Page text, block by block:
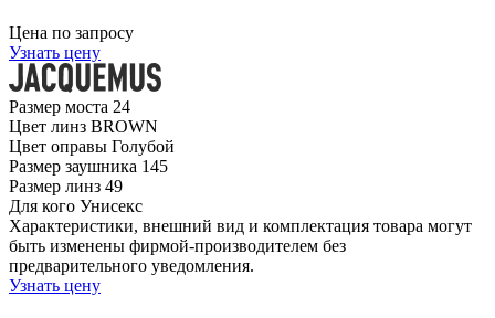
Цена по запросу
Узнать цену
Размер моста 24
Цвет линз BROWN
Цвет оправы Голубой
Размер заушника 145
Размер линз 49
Для кого Унисекс
Характеристики, внешний вид и комплектация товара могут
быть изменены фирмой-производителем без
предварительного уведомления.
Узнать цену